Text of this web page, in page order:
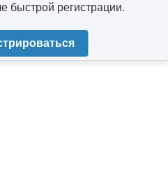
быстрой регистрации.